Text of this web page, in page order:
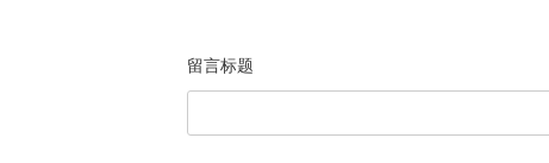
留言标题